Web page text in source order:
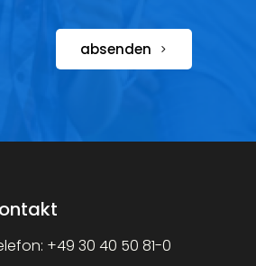
absenden
+49 30 40 50 81-0